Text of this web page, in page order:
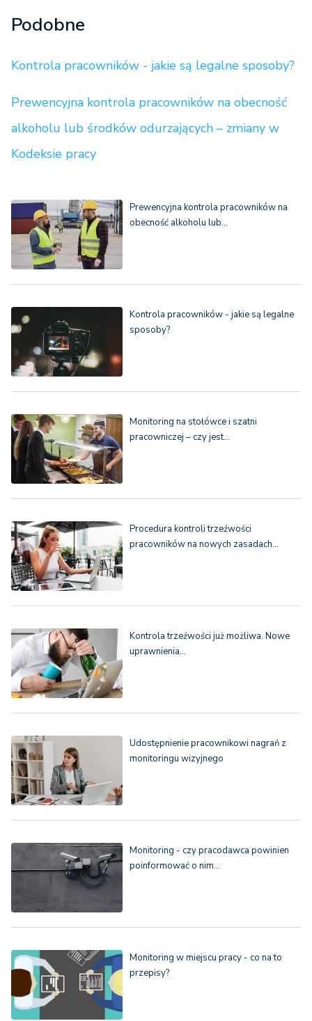
Podobne
Kontrola pracowników - jakie są legalne sposoby?
Prewencyjna kontrola pracowników na obecność
alkoholu lub środków odurzających – zmiany w
Kodeksie pracy
Prewencyjna kontrola pracowników na
obecność alkoholu lub…
Kontrola pracowników - jakie są legalne
sposoby?
Monitoring na stołówce i szatni
pracowniczej – czy jest…
Procedura kontroli trzeźwości
pracowników na nowych zasadach…
Kontrola trzeźwości już możliwa. Nowe
uprawnienia…
Udostępnienie pracownikowi nagrań z
monitoringu wizyjnego
Monitoring - czy pracodawca powinien
poinformować o nim…
Monitoring w miejscu pracy - co na to
przepisy?